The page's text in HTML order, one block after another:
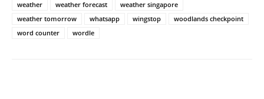
weather
weather forecast
weather singapore
weather tomorrow
whatsapp wingstop
woodlands checkpoint
word counter
wordle